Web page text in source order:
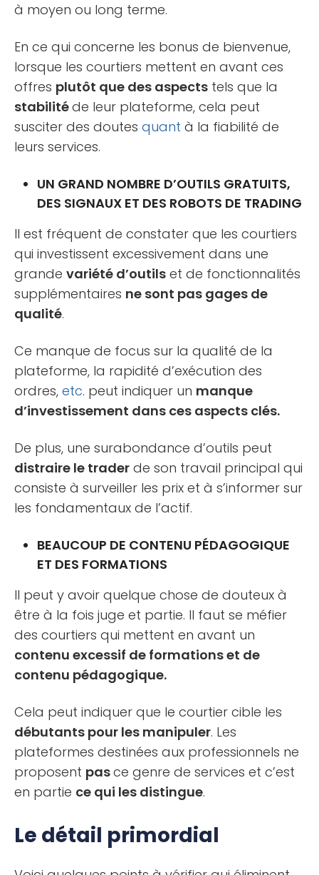
à moyen ou long terme.
En ce qui concerne les bonus de bienvenue,
lorsque les courtiers mettent en avant ces
offres plutôt que des aspects tels que la
stabilitéde leur plateforme, cela peut
susciter des doutes quant à la fiabilité de
leurs services.
UN GRAND NOMBRE D’OUTILS GRATUITS,
DES SIGNAUX ET DES ROBOTS DE TRADING
Il est fréquent de constater que les courtiers
qui investissent excessivement dans une
grande variété d’outils et de fonctionnalités
supplémentaires ne sont pas gages de
qualité.
Ce manque de focus sur la qualité de la
plateforme, la rapidité d’exécution des
ordres, etc. peut indiquer un manque
d’investissement dans ces aspects clés.
De plus, une surabondance d’outils peut
distraire le trader de son travail principal qui
consiste à surveiller les prix et à s’informer sur
les fondamentaux de l’actif.
BEAUCOUP DE CONTENU PÉDAGOGIQUE
ET DES FORMATIONS
Il peut y avoir quelque chose de douteux à
être à la fois juge et partie. Il faut se méfier
des courtiers qui mettent en avant un
contenu excessif de formations et de
contenu pédagogique.
Cela peut indiquer que le courtier cible les
débutants pour les manipuler. Les
plateformes destinées aux professionnels ne
proposent pasce genre de services et c’est
en partie ce qui les distingue.
Le détail primordial